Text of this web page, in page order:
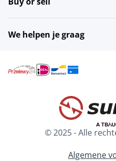
We helpen je graag
© 2025 - Alle
Algemene